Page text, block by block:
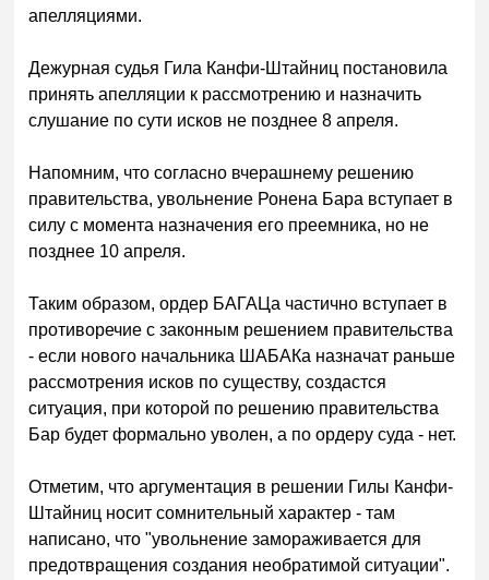
апелляциями.
Дежурная судья Гила Канфи-Штайниц постановила
принять апелляции к рассмотрению и назначить
слушание по сути исков не позднее 8 апреля.
Напомним, что согласно вчерашнему решению
правительства, увольнение Ронена Бара вступает в
силу с момента назначения его преемника, но не
позднее 10 апреля.
Таким образом, ордер БАГАЦа частично вступает в
противоречие с законным решением правительства
- если нового начальника ШАБАКа назначат раньше
рассмотрения исков по существу, создастся
ситуация, при которой по решению правительства
Бар будет формально уволен, а по ордеру суда - нет.
Отметим, что аргументация в решении Гилы Канфи-
Штайниц носит сомнительный характер - там
написано, что "увольнение замораживается для
предотвращения создания необратимой ситуации".